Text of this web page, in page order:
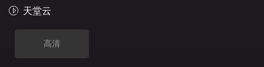
天堂云
高清